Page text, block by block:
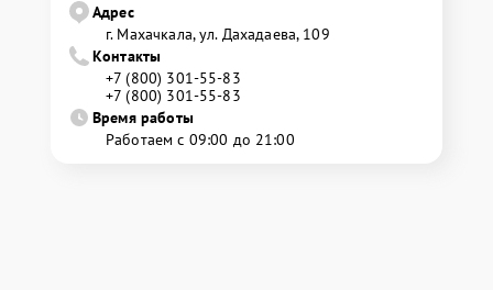
Адрес
г. Махачкала, ул. Дахадаева, 109
Контакты
+7 (800) 301-55-83
+7 (800) 301-55-83
Время работы
Работаем с 09:00 до 21:00